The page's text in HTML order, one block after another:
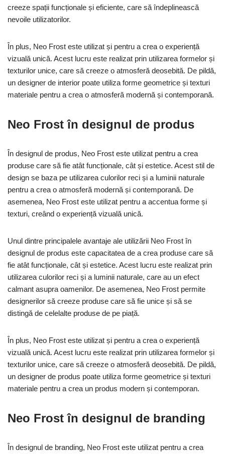
creeze spații funcționale și eficiente, care să îndeplinească
nevoile utilizatorilor.
În plus, Neo Frost este utilizat și pentru a crea o experiență
vizuală unică. Acest lucru este realizat prin utilizarea formelor și
texturilor unice, care să creeze o atmosferă deosebită. De pildă,
un designer de interior poate utiliza forme geometrice și texturi
materiale pentru a crea o atmosferă modernă și contemporană.
Neo Frost în designul de produs
În designul de produs, Neo Frost este utilizat pentru a crea
produse care să fie atât funcționale, cât și estetice. Acest stil de
design se baza pe utilizarea culorilor reci și a luminii naturale
pentru a crea o atmosferă modernă și contemporană. De
asemenea, Neo Frost este utilizat pentru a accentua forme și
texturi, creând o experiență vizuală unică.
Unul dintre principalele avantaje ale utilizării Neo Frost în
designul de produs este capacitatea de a crea produse care să
fie atât funcționale, cât și estetice. Acest lucru este realizat prin
utilizarea culorilor reci și a luminii naturale, care au un efect
calmant asupra oamenilor. De asemenea, Neo Frost permite
designerilor să creeze produse care să fie unice și să se
distingă de celelalte produse de pe piață.
În plus, Neo Frost este utilizat și pentru a crea o experiență
vizuală unică. Acest lucru este realizat prin utilizarea formelor și
texturilor unice, care să creeze o atmosferă deosebită. De pildă,
un designer de produs poate utiliza forme geometrice și texturi
materiale pentru a crea un produs modern și contemporan.
Neo Frost în designul de branding
În designul de branding, Neo Frost este utilizat pentru a crea